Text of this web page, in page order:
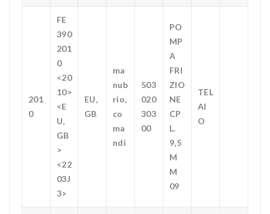
201
0
FE
390
201
0
<20
10>
<E
U,
GB
>
<22
03J
3>
EU,
GB
ma
nub
rio,
co
ma
ndi
503
020
303
00
PO
MP
A
FRI
ZIO
NE
CP
L.
9,5
M
M
09
TEL
AI
O